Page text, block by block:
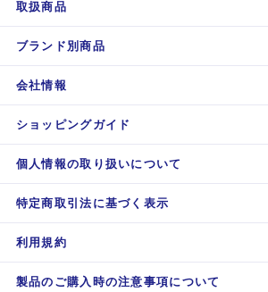
取扱商品
ブランド別商品
会社情報
ショッピングガイド
個人情報の取り扱いについて
特定商取引法に基づく表示
利用規約
製品のご購入時の注意事項について